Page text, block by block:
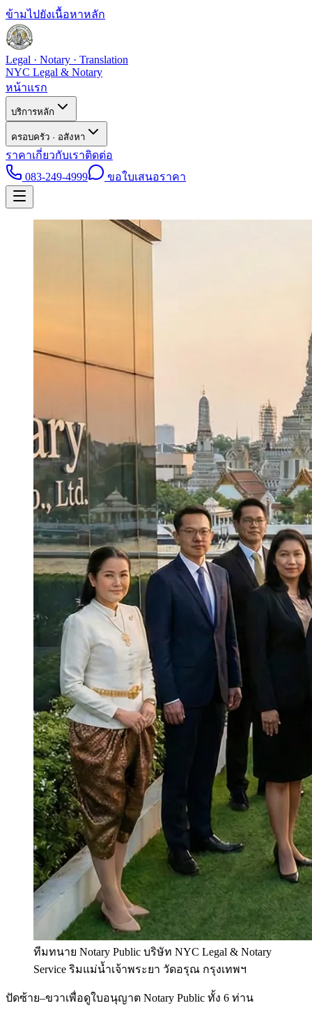
ข้ามไปยังเนื้อหาหลัก
Legal · Notary · Translation
NYC Legal & Notary
หน้าแรก
บริการหลัก
ครอบครัว · อสังหา
ราคาเกี่ยวกับเราติดต่อ
083-249-4999
ขอใบเสนอราคา
ทีมทนาย Notary Public บริษัท NYC Legal & Notary
Service ริมแม่น้ำเจ้าพระยา วัดอรุณ กรุงเทพฯ
ปัดซ้าย–ขวาเพื่อดูใบอนุญาต Notary Public ทั้ง 6 ท่าน